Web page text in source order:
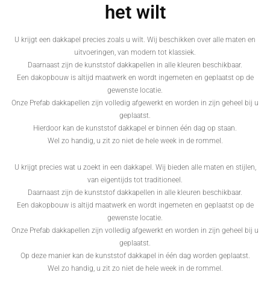
het wilt
U krijgt een dakkapel precies zoals u wilt. Wij beschikken over alle maten en
uitvoeringen, van modern tot klassiek.
Daarnaast zijn de kunststof dakkapellen in alle kleuren beschikbaar.
Een dakopbouw is altijd maatwerk en wordt ingemeten en geplaatst op de
gewenste locatie.
Onze Prefab dakkapellen zijn volledig afgewerkt en worden in zijn geheel bij u
geplaatst.
Hierdoor kan de kunststof dakkapel er binnen één dag op staan.
Wel zo handig, u zit zo niet de hele week in de rommel.
U krijgt precies wat u zoekt in een dakkapel. Wij bieden alle maten en stijlen,
van eigentijds tot traditioneel.
Daarnaast zijn de kunststof dakkapellen in alle kleuren beschikbaar.
Een dakopbouw is altijd maatwerk en wordt ingemeten en geplaatst op de
gewenste locatie.
Onze Prefab dakkapellen zijn volledig afgewerkt en worden in zijn geheel bij u
geplaatst.
Op deze manier kan de kunststof dakkapel in één dag worden geplaatst.
Wel zo handig, u zit zo niet de hele week in de rommel.